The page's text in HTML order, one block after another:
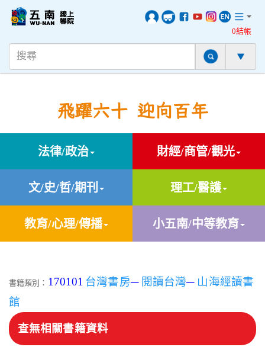
0結帳
飛躍六十 迎向百年
法律/政治 財經/商管/觀光
文/史/哲/期刊 理工/醫護
教育/心理/傳播 小五南/中等教育
書籍類別： 170101 台灣書房─ 閱讀台灣─ 山海經讀書
館
查無相關書籍資料